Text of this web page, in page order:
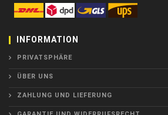
INFORMATION
PRIVATSPHÄRE
ÜBER UNS
ZAHLUNG UND LIEFERUNG